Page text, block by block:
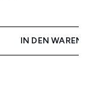
IN DEN WARENKORB